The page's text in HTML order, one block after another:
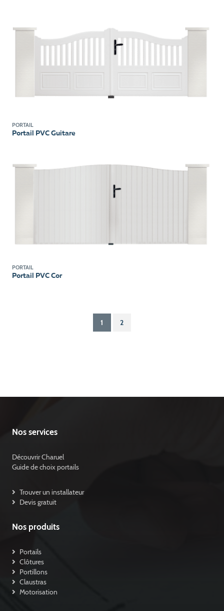
PORTAIL
Portail PVC Guitare
PORTAIL
Portail PVC Cor
1 2
Nos services
Découvrir Charuel
Guide de choix portails
Trouver un installateur
Devis gratuit
Nos produits
Portails
Clôtures
Portillons
Claustras
Motorisation